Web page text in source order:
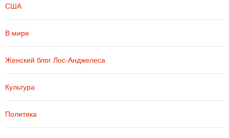
США
В мире
Женский блог Лос-Анджелеса
Культура
Политика